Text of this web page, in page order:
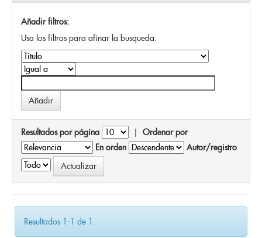
Añadir filtros:
Usa los filtros para afinar la busqueda.
Resultados por página | Ordenar por
En orden
Autor/registro
Resultados 1-1 de 1.